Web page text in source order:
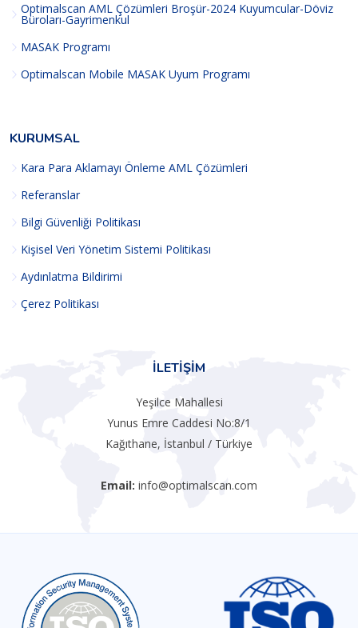
Optimalscan AML Çözümleri Broşür-2024 Kuyumcular-Döviz
Büroları-Gayrimenkul
MASAK Programı
Optimalscan Mobile MASAK Uyum Programı
KURUMSAL
Kara Para Aklamayı Önleme AML Çözümleri
Referanslar
Bilgi Güvenliği Politikası
Kişisel Veri Yönetim Sistemi Politikası
Aydınlatma Bildirimi
Çerez Politikası
İLETIŞIM
Yeşilce Mahallesi
Yunus Emre Caddesi No:8/1
Kağıthane, İstanbul / Türkiye
Email: info@optimalscan.com